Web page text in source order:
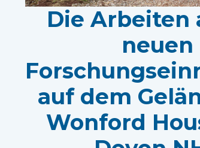
Die Arbeiten
neuen
auf dem
Wonford